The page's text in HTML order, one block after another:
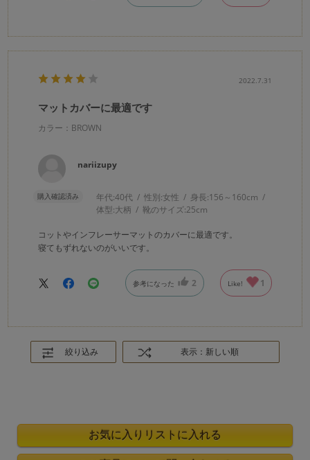
2022.7.31
マットカバーに最適です
カラー：BROWN
nariizupy
購入確認済み 年代:40代 性別:女性 身長:156～160cm
体型:大柄 靴のサイズ:25cm
コットやインフレーサーマットのカバーに最適です。
寝てもずれないのがいいです。
参考になった 2 Like! 1
絞り込み 表示：新しい順